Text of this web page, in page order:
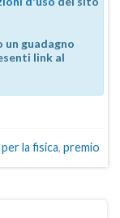
guadagno
link al
la fisica, premio